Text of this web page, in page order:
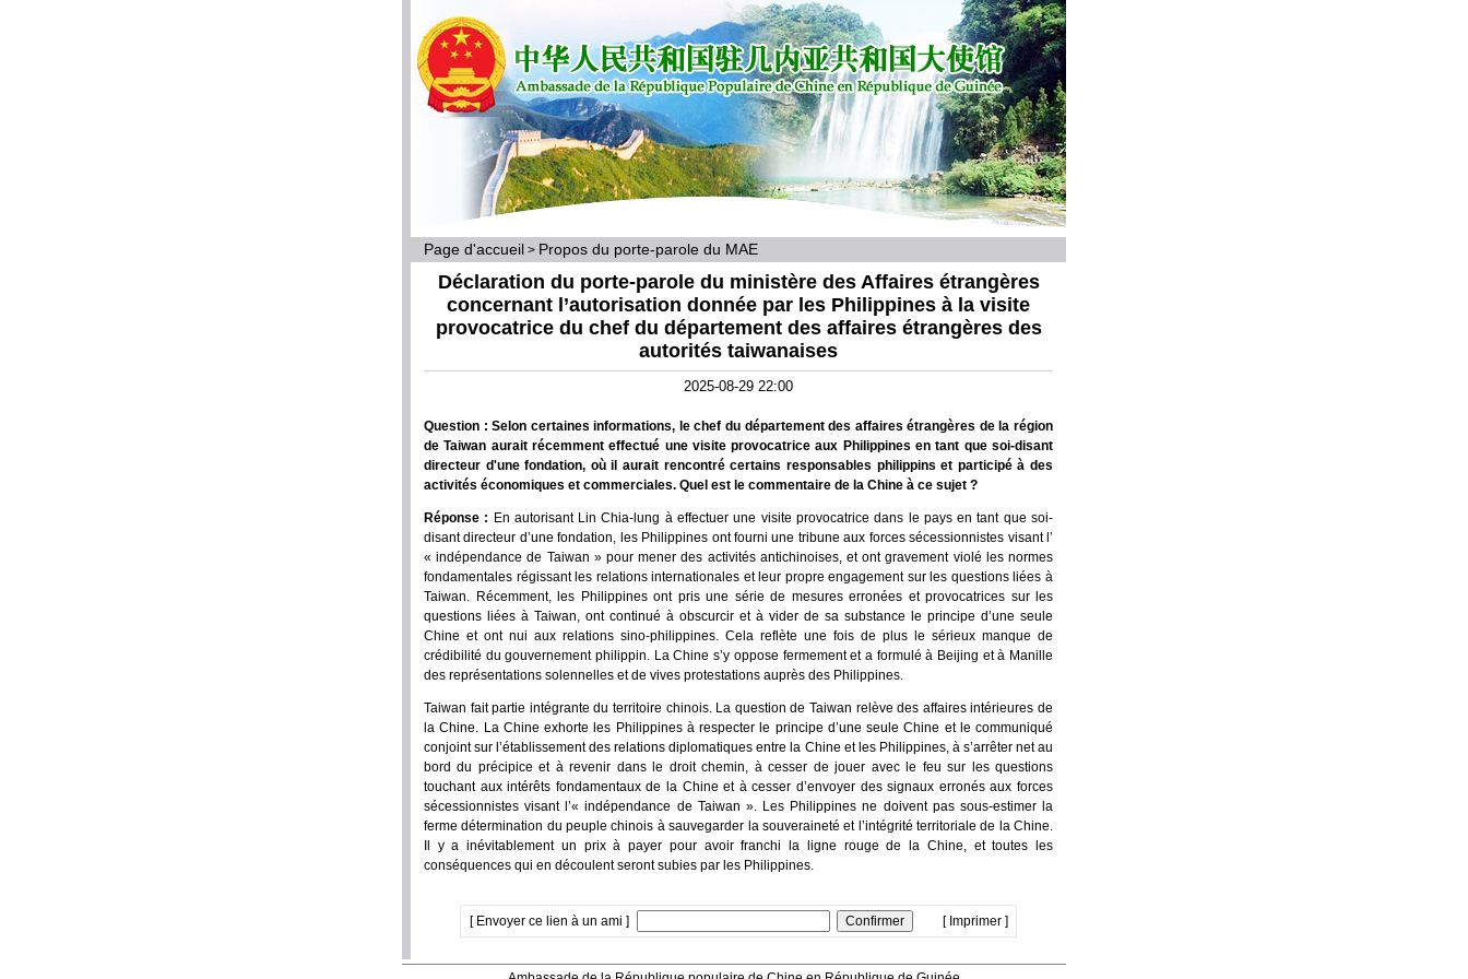
Page d'accueil > Propos du porte-parole du MAE
Déclaration du porte-parole du ministère des Affaires étrangères
concernant l’autorisation donnée par les Philippines à la visite
provocatrice du chef du département des affaires étrangères des
autorités taiwanaises
2025-08-29 22:00
Question : Selon certaines informations, le chef du département des affaires étrangères de la région
de Taiwan aurait récemment effectué une visite provocatrice aux Philippines en tant que soi-disant
directeur d'une fondation, où il aurait rencontré certains responsables philippins et participé à des
activités économiques et commerciales. Quel est le commentaire de la Chine à ce sujet ?
Réponse : En autorisant Lin Chia-lung à effectuer une visite provocatrice dans le pays en tant que soi-
disant directeur d’une fondation, les Philippines ont fourni une tribune aux forces sécessionnistes visant l’
« indépendance de Taiwan » pour mener des activités antichinoises, et ont gravement violé les normes
fondamentales régissant les relations internationales et leur propre engagement sur les questions liées à
Taiwan. Récemment, les Philippines ont pris une série de mesures erronées et provocatrices sur les
questions liées à Taiwan, ont continué à obscurcir et à vider de sa substance le principe d’une seule
Chine et ont nui aux relations sino-philippines. Cela reflète une fois de plus le sérieux manque de
crédibilité du gouvernement philippin. La Chine s’y oppose fermement et a formulé à Beijing et à Manille
des représentations solennelles et de vives protestations auprès des Philippines.
Taiwan fait partie intégrante du territoire chinois. La question de Taiwan relève des affaires intérieures de
la Chine. La Chine exhorte les Philippines à respecter le principe d’une seule Chine et le communiqué
conjoint sur l’établissement des relations diplomatiques entre la Chine et les Philippines, à s’arrêter net au
bord du précipice et à revenir dans le droit chemin, à cesser de jouer avec le feu sur les questions
touchant aux intérêts fondamentaux de la Chine et à cesser d’envoyer des signaux erronés aux forces
sécessionnistes visant l’« indépendance de Taiwan ». Les Philippines ne doivent pas sous-estimer la
ferme détermination du peuple chinois à sauvegarder la souveraineté et l’intégrité territoriale de la Chine.
Il y a inévitablement un prix à payer pour avoir franchi la ligne rouge de la Chine, et toutes les
conséquences qui en découlent seront subies par les Philippines.
[ Envoyer ce lien à un ami ] [ Imprimer ]